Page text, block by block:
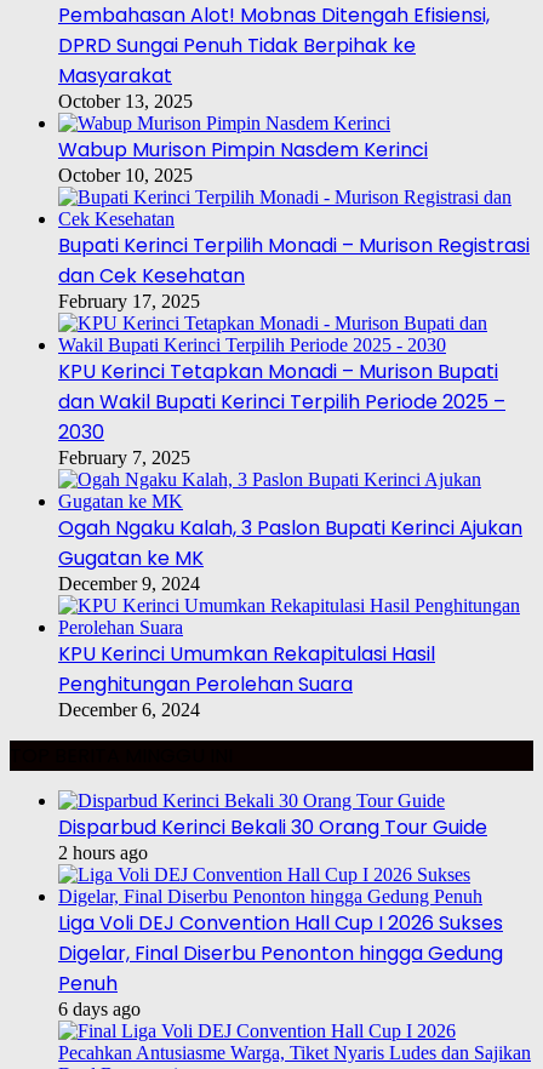
Pembahasan Alot! Mobnas Ditengah Efisiensi,
DPRD Sungai Penuh Tidak Berpihak ke
Masyarakat
October 13, 2025
Wabup Murison Pimpin Nasdem Kerinci
October 10, 2025
Bupati Kerinci Terpilih Monadi – Murison Registrasi
dan Cek Kesehatan
February 17, 2025
KPU Kerinci Tetapkan Monadi – Murison Bupati
dan Wakil Bupati Kerinci Terpilih Periode 2025 –
2030
February 7, 2025
Ogah Ngaku Kalah, 3 Paslon Bupati Kerinci Ajukan
Gugatan ke MK
December 9, 2024
KPU Kerinci Umumkan Rekapitulasi Hasil
Penghitungan Perolehan Suara
December 6, 2024
Disparbud Kerinci Bekali 30 Orang Tour Guide
2 hours ago
Liga Voli DEJ Convention Hall Cup I 2026 Sukses
Digelar, Final Diserbu Penonton hingga Gedung
Penuh
6 days ago